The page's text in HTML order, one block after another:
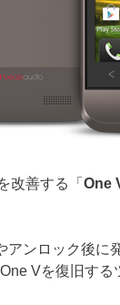
改善する「 One
アンロック後
Vを復旧する